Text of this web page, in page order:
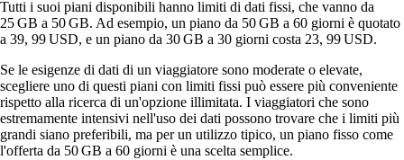
Tutti i suoi piani disponibili hanno limiti di dati fissi, che vanno da
25 GB a 50 GB. Ad esempio, un piano da 50 GB a 60 giorni è quotato
a 39, 99 USD, e un piano da 30 GB a 30 giorni costa 23, 99 USD.
Se le esigenze di dati di un viaggiatore sono moderate o elevate,
scegliere uno di questi piani con limiti fissi può essere più conveniente
rispetto alla ricerca di un'opzione illimitata. I viaggiatori che sono
estremamente intensivi nell'uso dei dati possono trovare che i limiti più
grandi siano preferibili, ma per un utilizzo tipico, un piano fisso come
l'offerta da 50 GB a 60 giorni è una scelta semplice.